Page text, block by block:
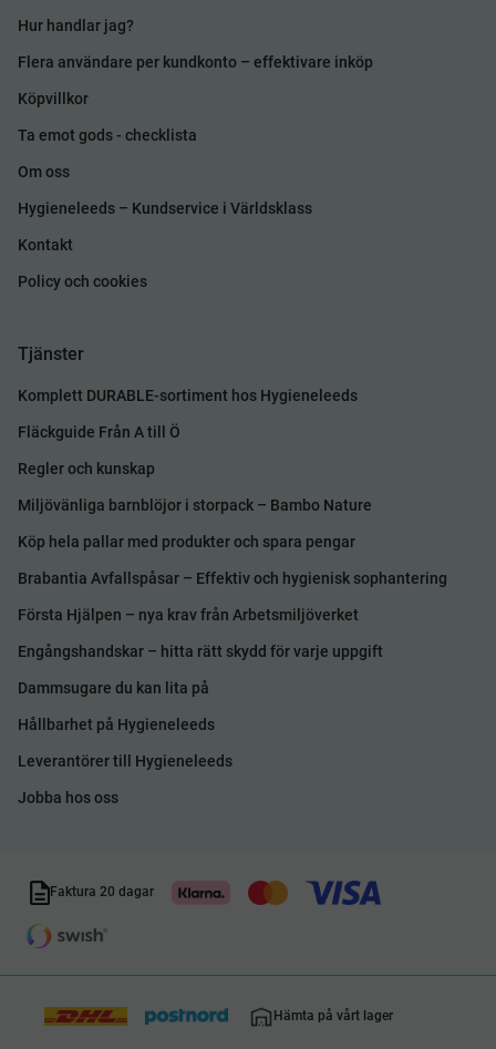
Hur handlar jag?
Flera användare per kundkonto – effektivare inköp
Köpvillkor
Ta emot gods - checklista
Om oss
Hygieneleeds – Kundservice i Världsklass
Kontakt
Policy och cookies
Tjänster
Komplett DURABLE-sortiment hos Hygieneleeds
Fläckguide Från A till Ö
Regler och kunskap
Miljövänliga barnblöjor i storpack – Bambo Nature
Köp hela pallar med produkter och spara pengar
Brabantia Avfallspåsar – Effektiv och hygienisk sophantering
Första Hjälpen – nya krav från Arbetsmiljöverket
Engångshandskar – hitta rätt skydd för varje uppgift
Dammsugare du kan lita på
Hållbarhet på Hygieneleeds
Leverantörer till Hygieneleeds
Jobba hos oss
Faktura 20 dagar
Hämta på vårt lager